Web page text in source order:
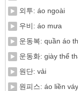
외투: áo ngoài
우비: áo mưa
운동복: quần áo
운동화: giày thể
원단: vải
원피스: áo liền váy